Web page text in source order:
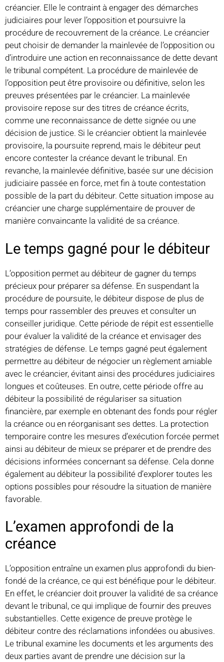
créancier. Elle le contraint à engager des démarches
judiciaires pour lever l’opposition et poursuivre la
procédure de recouvrement de la créance. Le créancier
peut choisir de demander la mainlevée de l’opposition ou
d’introduire une action en reconnaissance de dette devant
le tribunal compétent. La procédure de mainlevée de
l’opposition peut être provisoire ou définitive, selon les
preuves présentées par le créancier. La mainlevée
provisoire repose sur des titres de créance écrits,
comme une reconnaissance de dette signée ou une
décision de justice. Si le créancier obtient la mainlevée
provisoire, la poursuite reprend, mais le débiteur peut
encore contester la créance devant le tribunal. En
revanche, la mainlevée définitive, basée sur une décision
judiciaire passée en force, met fin à toute contestation
possible de la part du débiteur. Cette situation impose au
créancier une charge supplémentaire de prouver de
manière convaincante la validité de sa créance.
Le temps gagné pour le débiteur
L’opposition permet au débiteur de gagner du temps
précieux pour préparer sa défense. En suspendant la
procédure de poursuite, le débiteur dispose de plus de
temps pour rassembler des preuves et consulter un
conseiller juridique. Cette période de répit est essentielle
pour évaluer la validité de la créance et envisager des
stratégies de défense. Le temps gagné peut également
permettre au débiteur de négocier un règlement amiable
avec le créancier, évitant ainsi des procédures judiciaires
longues et coûteuses. En outre, cette période offre au
débiteur la possibilité de régulariser sa situation
financière, par exemple en obtenant des fonds pour régler
la créance ou en réorganisant ses dettes. La protection
temporaire contre les mesures d’exécution forcée permet
ainsi au débiteur de mieux se préparer et de prendre des
décisions informées concernant sa défense. Cela donne
également au débiteur la possibilité d’explorer toutes les
options possibles pour résoudre la situation de manière
favorable.
L’examen approfondi de la
créance
L’opposition entraîne un examen plus approfondi du bien-
fondé de la créance, ce qui est bénéfique pour le débiteur.
En effet, le créancier doit prouver la validité de sa créance
devant le tribunal, ce qui implique de fournir des preuves
substantielles. Cette exigence de preuve protège le
débiteur contre des réclamations infondées ou abusives.
Le tribunal examine les documents et les arguments des
deux parties avant de prendre une décision sur la